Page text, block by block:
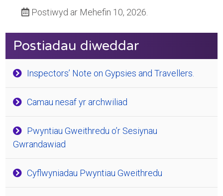
Postiwyd ar Mehefin 10, 2026.
Postiadau diweddar
Inspectors’ Note on Gypsies and Travellers.
Camau nesaf yr archwiliad
Pwyntiau Gweithredu o’r Sesiynau
Gwrandawiad
Cyflwyniadau Pwyntiau Gweithredu